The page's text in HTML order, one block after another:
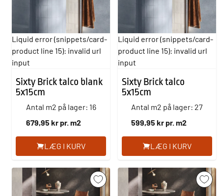
Liquid error (snippets/card-
product line 15): invalid url
input
Sixty Brick talco blank
5x15cm
Antal m2 på lager: 16
679,95 kr pr. m2
LÆG I KURV
Liquid error (snippets/card-
product line 15): invalid url
input
Sixty Brick talco
5x15cm
Antal m2 på lager: 27
599,95 kr pr. m2
LÆG I KURV